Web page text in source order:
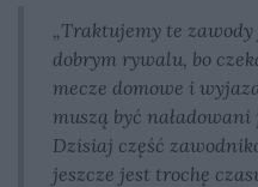
„Traktujemy te
dobrym rywalu, bo
mecze domowe i
muszą być
Dzisiaj część
jeszcze jest trochę